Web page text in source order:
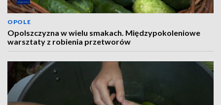
OPOLE
Opolszczyzna w wielu smakach. Międzypokoleniowe
warsztaty z robienia przetworów